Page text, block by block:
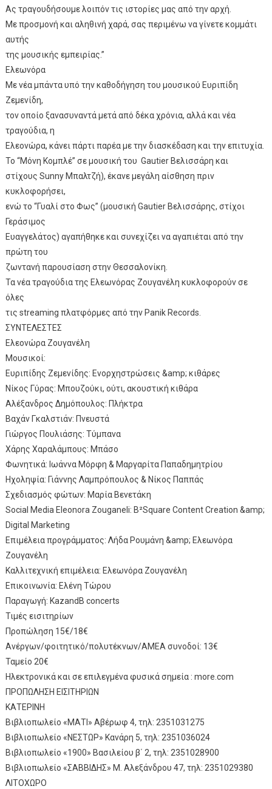
Ας τραγουδήσουμε λοιπόν τις ιστορίες μας από την αρχή.
Με προσμονή και αληθινή χαρά, σας περιμένω να γίνετε κομμάτι
αυτής
της μουσικής εμπειρίας.”
Ελεωνόρα
Με νέα μπάντα υπό την καθοδήγηση του μουσικού Ευριπίδη
Ζεμενίδη,
τον οποίο ξανασυναντά μετά από δέκα χρόνια, αλλά και νέα
τραγούδια, η
Ελεονώρα, κάνει πάρτι παρέα με την διασκέδαση και την επιτυχία.
Το “Μόνη Κομπλέ” σε μουσική του Gautier Βελισσάρη και
στίχους Sunny Μπαλτζή), έκανε μεγάλη αίσθηση πριν
κυκλοφορήσει,
ενώ το “Γυαλί στο Φως” (μουσική Gautier Βελισσάρης, στίχοι
Γεράσιμος
Ευαγγελάτος) αγαπήθηκε και συνεχίζει να αγαπιέται από την
πρώτη του
ζωντανή παρουσίαση στην Θεσσαλονίκη.
Τα νέα τραγούδια της Ελεωνόρας Ζουγανέλη κυκλοφορούν σε
όλες
τις streaming πλατφόρμες από την Panik Records.
ΣΥΝΤΕΛΕΣΤΕΣ
Ελεονώρα Ζουγανέλη
Μουσικοί:
Ευριπίδης Ζεμενίδης: Ενορχηστρώσεις &amp; κιθάρες
Νίκος Γύρας: Μπουζούκι, ούτι, ακουστική κιθάρα
Αλέξανδρος Δημόπουλος: Πλήκτρα
Βαχάν Γκαλστιάν: Πνευστά
Γιώργος Πουλιάσης: Τύμπανα
Χάρης Χαραλάμπους: Μπάσο
Φωνητικά: Ιωάννα Μόρφη & Μαργαρίτα Παπαδημητρίου
Ηχοληψία: Γιάννης Λαμπρόπουλος & Νίκος Παππάς
Σχεδιασμός φώτων: Μαρία Βενετάκη
Social Media Eleonora Zouganeli: Β²Square Content Creation &amp;
Digital Marketing
Επιμέλεια προγράμματος: Λήδα Ρουμάνη &amp; Ελεωνόρα
Ζουγανέλη
Καλλιτεχνική επιμέλεια: Ελεωνόρα Ζουγανέλη
Επικοινωνία: Ελένη Τώρου
Παραγωγή: KazandB concerts
Τιμές εισιτηρίων
Προπώληση 15€/18€
Ανέργων/φοιτητικό/πολυτέκνων/ΑΜΕΑ συνοδοί: 13€
Ταμείο 20€
Ηλεκτρονικά και σε επιλεγμένα φυσικά σημεία : more.com
ΠΡΟΠΩΛΗΣΗ ΕΙΣΙΤΗΡΙΩΝ
ΚΑΤΕΡΙΝΗ
Βιβλιοπωλείο «ΜΑΤΙ» Αβέρωφ 4, τηλ: 2351031275
Βιβλιοπωλείο «ΝΕΣΤΩΡ» Κανάρη 5, τηλ: 2351036024
Βιβλιοπωλείο «1900» Βασιλείου β΄ 2, τηλ: 2351028900
Βιβλιοπωλείο «ΣΑΒΒΙΔΗΣ» Μ. Αλεξάνδρου 47, τηλ: 2351029380
ΛΙΤΟΧΩΡΟ